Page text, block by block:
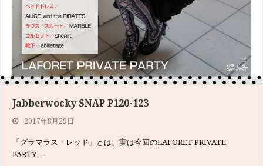
Jabberwocky SNAP P120-123
2017年8月29日
「グラマラス・レッド」とは、実は今回のLAFORET PRIVATE
PARTY…
ジャバウォッキー風 不思議の国のアリスP184-189
2017年6月22日
実はアリスが手にもっているのが、『不思議の国のアリス』を最初に
著した原書『地下の…